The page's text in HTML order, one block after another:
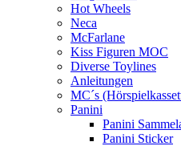
Hot Wheels
Neca
McFarlane
Kiss Figuren MOC
Diverse Toylines
Anleitungen
MC´s
Panini
Panini
Panini Sticker